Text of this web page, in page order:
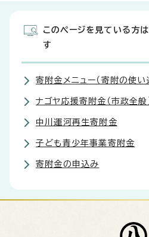
このページを見ている方
す
寄附金メニュー（寄附の使い
ナゴヤ応援寄附金（市政全般
中川運河再生寄附金
子ども青少年事業寄附金
寄附金の申込み